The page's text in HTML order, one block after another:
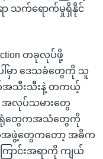
ာ သက်ရောက်မှုရှိနိုင်
တခုလုပ်ဖို့
ါ်မှာ ဒေသခံတွေကို သူ
အသီးသီးနဲ့ တကယ့်
အလုပ်သမားတွေ
ရုံတွေကအသံတွေကို
အဖွဲ့တွေကတော့ အဓိက
ာင်းအရာကို ကျယ်